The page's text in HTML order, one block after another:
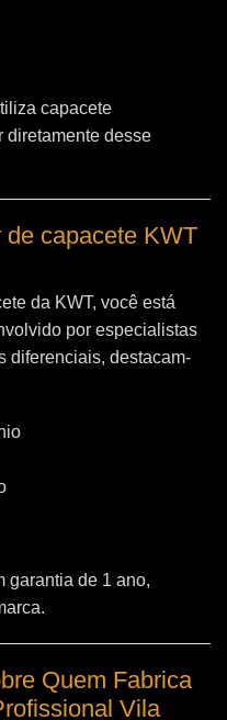
capacete
diretamente desse
capacete KWT
da KWT, você está
por especialistas
diferenciais, destacam-
garantia de 1 ano,
Quem Fabrica
Vila